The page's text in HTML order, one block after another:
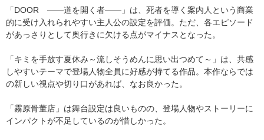
「DOOR ――道を開く者――」は、死者を導く案内人という商業
的に受け入れられやすい主人公の設定を評価。ただ、各エピソード
があっさりとして奥行きに欠ける点がマイナスとなった。
「キミを手放す夏休み～流しそうめんに思い出つめて～」は、共感
しやすいテーマで登場人物全員に好感が持てる作品。本作ならでは
の新しい視点や切り口があれば、なお良かった。
「霧原骨董店」は舞台設定は良いものの、登場人物やストーリーに
インパクトが不足しているのが惜しかった。